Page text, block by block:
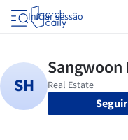
Iniciar sessão
Seguir